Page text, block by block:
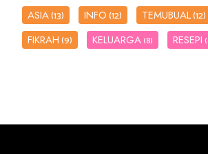
ASIA(13) INFO(12) TEMUBUAL(12)
FIKRAH(9) KELUARGA (8) RESEPI